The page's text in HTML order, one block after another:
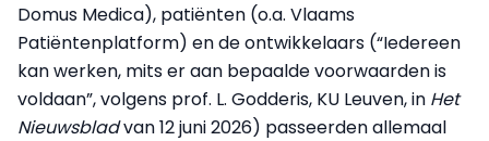
Domus Medica), patiënten (o.a. Vlaams
Patiëntenplatform) en de ontwikkelaars (“Iedereen
kan werken, mits er aan bepaalde voorwaarden is
voldaan”, volgens prof. L. Godderis, KU Leuven, in Het
Nieuwsbladvan 12 juni 2026) passeerden allemaal